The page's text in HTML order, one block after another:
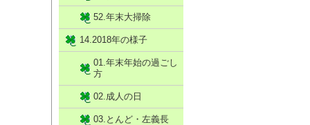
52.年末大掃除
14.2018年の様子
01.年末年始の過ごし
方
02.成人の日
03.とんど・左義長